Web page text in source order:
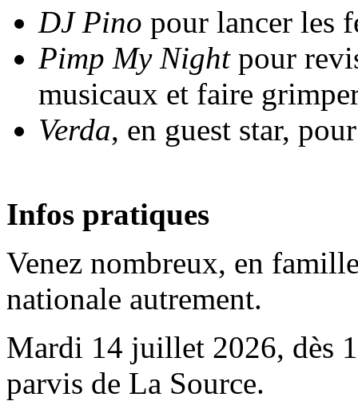
DJ Pino pour lancer les
Pimp My Nightpour
musicaux et faire
Verda, en guest star,
Infos pratiques
Venez nombreux, en
nationale autrement.
Mardi 14 juillet 2026, dès
parvis de La Source.